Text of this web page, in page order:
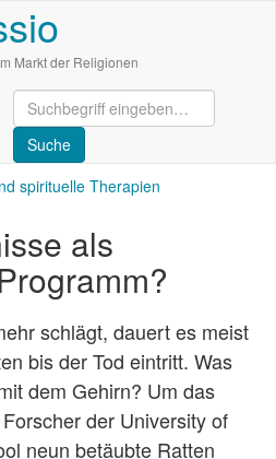
Markt der Religionen
deaktivieren
spirituelle Therapien
als
schlägt, dauert es meist
bis der Tod eintritt. Was
dem Gehirn? Um das
der University of
neun betäubte Ratten